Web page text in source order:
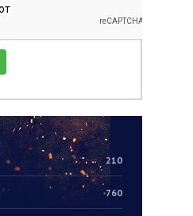
210
760